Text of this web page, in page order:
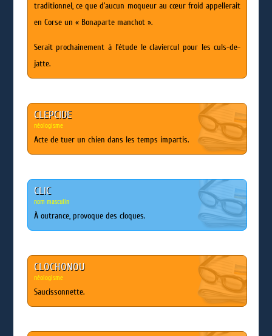
traditionnel, ce que d’aucun moqueur au cœur froid appellerait
en Corse un « Bonaparte manchot ».
Serait prochainement à l’étude le claviercul pour les culs-de-
jatte.
CLEPCIDE
néologisme
Acte de tuer un chien dans les temps impartis.
CLIC
nom masculin
À outrance, provoque des cloques.
CLOCHONOU
néologisme
Saucissonnette.